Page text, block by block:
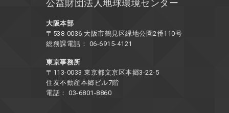
公益財団法人地球環境センター
大阪本部
〒538-0036 大阪市鶴見区緑地公園2番110号
総務課電話： 06-6915-4121
東京事務所
〒113-0033 東京都文京区本郷3-22-5
住友不動産本郷ビル7階
電話： 03-6801-8860